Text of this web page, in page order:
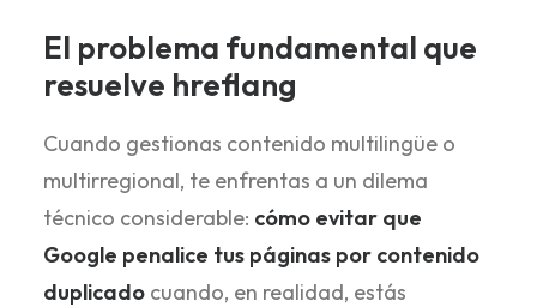
El problema fundamental que
resuelve hreflang
Cuando gestionas contenido multilingüe o
multirregional, te enfrentas a un dilema
técnico considerable: cómo evitar que
Google penalice tus páginas por contenido
duplicado cuando, en realidad, estás